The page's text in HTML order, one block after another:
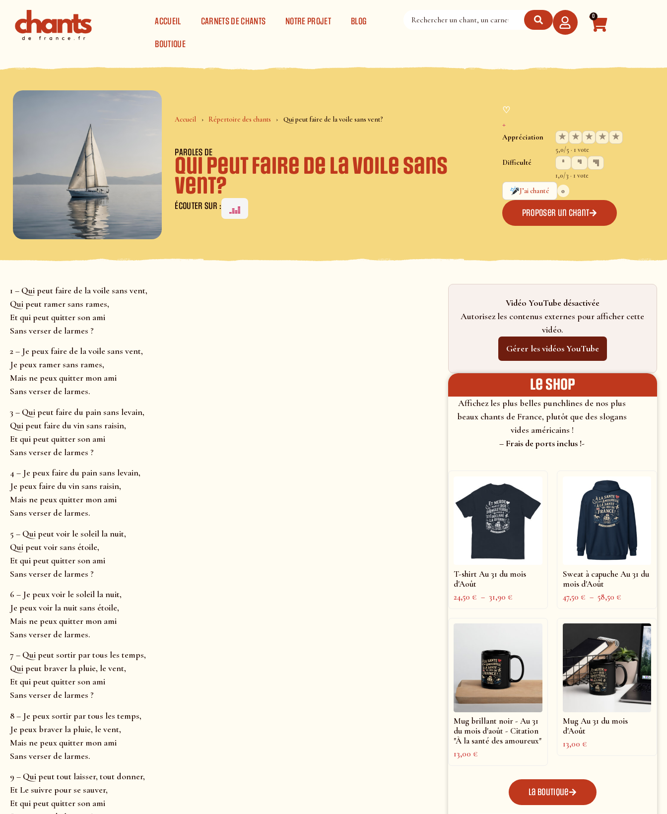
ACCUEIL
CARNETS DE CHANTS NOTRE PROJET BLOG
BOUTIQUE
0
Accueil Répertoire des chants Qui peut faire de la voile sans vent?
PAROLES DE
Qui peut faire de la voile sans
vent?
ÉCOUTER SUR :
♡
+
Appréciation ★ ★ ★ ★ ★
5,0/5 · 1 vote
Difficulté
1,0/3 · 1 vote
J’ai chanté
0
Proposer un chant
1 – Qui peut faire de la voile sans vent,
Qui peut ramer sans rames,
Et qui peut quitter son ami
Sans verser de larmes ?
2 – Je peux faire de la voile sans vent,
Je peux ramer sans rames,
Mais ne peux quitter mon ami
Sans verser de larmes.
3 – Qui peut faire du pain sans levain,
Qui peut faire du vin sans raisin,
Et qui peut quitter son ami
Sans verser de larmes ?
4 – Je peux faire du pain sans levain,
Je peux faire du vin sans raisin,
Mais ne peux quitter mon ami
Sans verser de larmes.
5 – Qui peut voir le soleil la nuit,
Qui peut voir sans étoile,
Et qui peut quitter son ami
Sans verser de larmes ?
6 – Je peux voir le soleil la nuit,
Je peux voir la nuit sans étoile,
Mais ne peux quitter mon ami
Sans verser de larmes.
7 – Qui peut sortir par tous les temps,
Qui peut braver la pluie, le vent,
Et qui peut quitter son ami
Sans verser de larmes ?
8 – Je peux sortir par tous les temps,
Je peux braver la pluie, le vent,
Mais ne peux quitter mon ami
Sans verser de larmes.
9 – Qui peut tout laisser, tout donner,
Et Le suivre pour se sauver,
Et qui peut quitter son ami
Vidéo YouTube désactivée
Autorisez les contenus externes pour afficher cette
vidéo.
Gérer les vidéos YouTube
le shop
Affichez les plus belles punchlines de nos plus
beaux chants de France, plutôt que des slogans
vides américains !
– Frais de ports inclus !-
T-shirt Au 31 du mois
d'Août
24,50€ – 31,90€
Sweat à capuche Au 31 du
mois d'Août
47,50€ – 58,50€
Mug brillant noir - Au 31
du mois d'août - Citation
"À la santé des amoureux"
13,00€
Mug Au 31 du mois
d'Août
13,00€
La boutique